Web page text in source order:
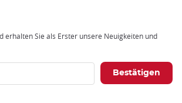
erhalten Sie als Erster unsere Neuigkeiten und